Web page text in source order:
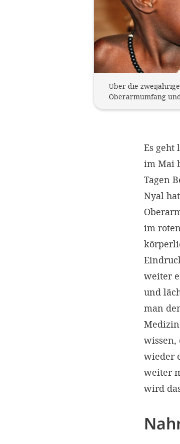
Über die
Oberarmumfang
Es geht
im Mai
Tagen
Nyal
im
weiter
und
man
wissen,
wieder
weiter
wird